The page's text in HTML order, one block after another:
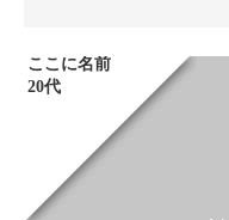
ここに名前
20代